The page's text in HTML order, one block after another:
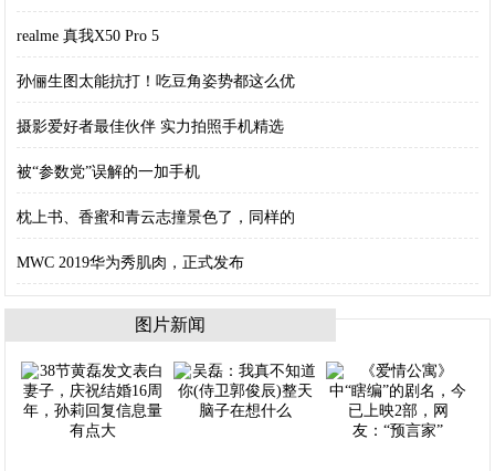
realme 真我X50 Pro 5
孙俪生图太能抗打！吃豆角姿势都这么优
摄影爱好者最佳伙伴 实力拍照手机精选
被“参数党”误解的一加手机
枕上书、香蜜和青云志撞景色了，同样的
MWC 2019华为秀肌肉，正式发布
图片新闻